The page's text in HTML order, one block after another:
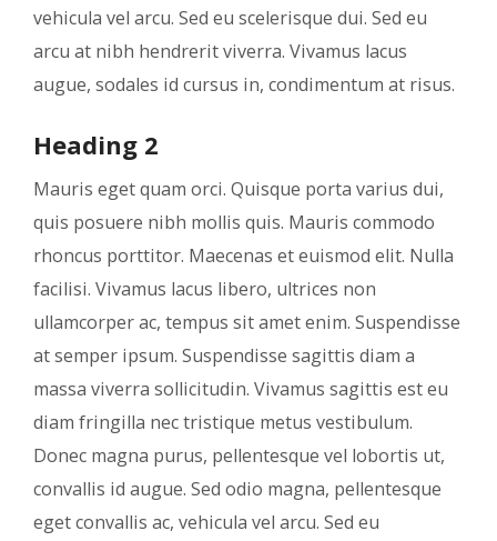
vehicula vel arcu. Sed eu scelerisque dui. Sed eu
arcu at nibh hendrerit viverra. Vivamus lacus
augue, sodales id cursus in, condimentum at risus.
Heading 2
Mauris eget quam orci. Quisque porta varius dui,
quis posuere nibh mollis quis. Mauris commodo
rhoncus porttitor. Maecenas et euismod elit. Nulla
facilisi. Vivamus lacus libero, ultrices non
ullamcorper ac, tempus sit amet enim. Suspendisse
at semper ipsum. Suspendisse sagittis diam a
massa viverra sollicitudin. Vivamus sagittis est eu
diam fringilla nec tristique metus vestibulum.
Donec magna purus, pellentesque vel lobortis ut,
convallis id augue. Sed odio magna, pellentesque
eget convallis ac, vehicula vel arcu. Sed eu